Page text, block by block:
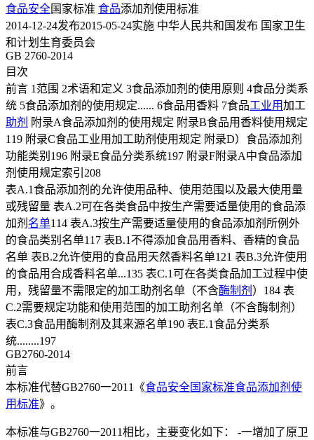
食品安全国家标准 食品添加剂使用标准
2014-12-24发布2015-05-24实施 中华人民共和国发布 国家卫生
和计划生育委员会
GB 2760-2014
目次
前言 1范围 2术语和定义 3食品添加剂的使用原则 4食品分类系
统 5食品添加剂的使用规定...... 6食品用香料 7食品工业用加工
助剂
附录A食品添加剂的使用规定 附录B食品用香料使用规定
119 附录C食品工业用加工助剂使用规定 附录D）食品添加剂
功能类别196 附录E食品分类系统197 附录F附录A中食品添加
剂使用规定索引208
表A.1食品添加剂的允许使用品种、使用范围以及最大使用量
或残留量 表A.2可在各类食品中按生产需要适量使用的食品添
加剂 名单114 表A.3按生产需要适量使用的食品添加剂所例外
的食品类别名单117 表B.1不得添加食品用香料、香精的食品
名单 表B.2允许使用的食品用天然香料名单121 表B.3允许使用
的食品用合成香料名单...135 表C.1可在各类食品加工过程中使
用，残留量不需限定的加工助剂名单（不含酶制剂 ）184 表
C.2需要规定功能和使用范围的加工助剂名单（不含酶制剂）
表C.3食品用酶制剂及其来源名单190 表E.1食品分类系
统........197
GB2760-2014
前言
本标准代替GB2760一2011《食品安全国家标准食品添加剂使
用标准》。
本标准与GB2760一2011相比，主要变化如下： -一增加了原卫